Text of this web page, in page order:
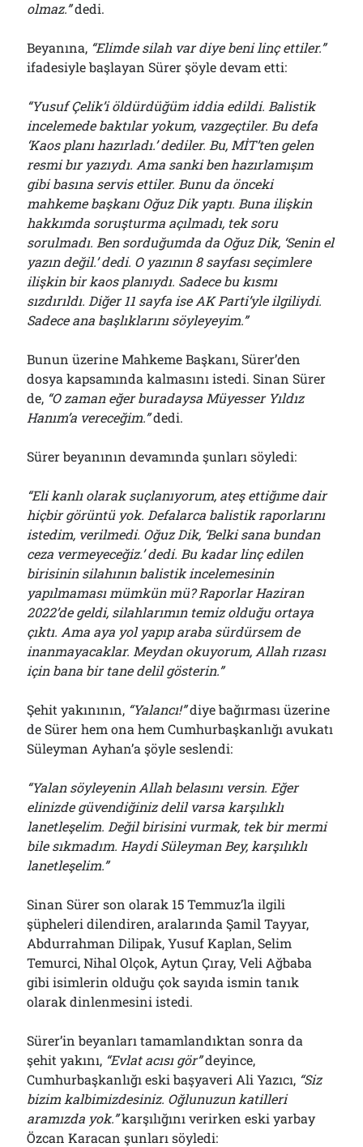
olmaz.”dedi.
Beyanına, “Elimde silah var diye beni linç ettiler.”
ifadesiyle başlayan Sürer şöyle devam etti:
“Yusuf Çelik’i öldürdüğüm iddia edildi. Balistik
incelemede baktılar yokum, vazgeçtiler. Bu defa
‘Kaos planı hazırladı.’ dediler. Bu, MİT’ten gelen
resmi bır yazıydı. Ama sanki ben hazırlamışım
gibi basına servis ettiler. Bunu da önceki
mahkeme başkanı Oğuz Dik yaptı. Buna ilişkin
hakkımda soruşturma açılmadı, tek soru
sorulmadı. Ben sorduğumda da Oğuz Dik, ‘Senin el
yazın değil.’ dedi. O yazının 8 sayfası seçimlere
ilişkin bir kaos planıydı. Sadece bu kısmı
sızdırıldı. Diğer 11 sayfa ise AK Parti’yle ilgiliydi.
Sadece ana başlıklarını söyleyeyim.”
Bunun üzerine Mahkeme Başkanı, Sürer’den
dosya kapsamında kalmasını istedi. Sinan Sürer
de, “O zaman eğer buradaysa Müyesser Yıldız
Hanım’a vereceğim.”dedi.
Sürer beyanının devamında şunları söyledi:
“Eli kanlı olarak suçlanıyorum, ateş ettiğıme dair
hiçbir görüntü yok. Defalarca balistik raporlarını
istedim, verilmedi. Oğuz Dik, ‘Belki sana bundan
ceza vermeyeceğiz.’ dedi. Bu kadar linç edilen
birisinin silahının balistik incelemesinin
yapılmaması mümkün mü? Raporlar Haziran
2022’de geldi, silahlarımın temiz olduğu ortaya
çıktı. Ama aya yol yapıp araba sürdürsem de
inanmayacaklar. Meydan okuyorum, Allah rızası
için bana bir tane delil gösterin.”
Şehit yakınının, “Yalancı!”diye bağırması üzerine
de Sürer hem ona hem Cumhurbaşkanlığı avukatı
Süleyman Ayhan’a şöyle seslendi:
“Yalan söyleyenin Allah belasını versin. Eğer
elinizde güvendiğiniz delil varsa karşılıklı
lanetleşelim. Değil birisini vurmak, tek bir mermi
bile sıkmadım. Haydi Süleyman Bey, karşılıklı
lanetleşelim.”
Sinan Sürer son olarak 15 Temmuz’la ilgili
şüpheleri dilendiren, aralarında Şamil Tayyar,
Abdurrahman Dilipak, Yusuf Kaplan, Selim
Temurci, Nihal Olçok, Aytun Çıray, Veli Ağbaba
gibi isimlerin olduğu çok sayıda ismin tanık
olarak dinlenmesini istedi.
Sürer’in beyanları tamamlandıktan sonra da
şehit yakını, “Evlat acısı gör”deyince,
Cumhurbaşkanlığı eski başyaveri Ali Yazıcı, “Siz
bizim kalbimizdesiniz. Oğlunuzun katilleri
aramızda yok.”karşılığını verirken eski yarbay
Özcan Karacan şunları söyledi: